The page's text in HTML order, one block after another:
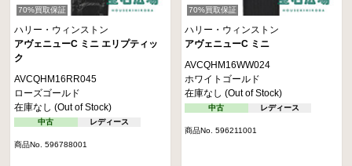
70%買取保証
ハリー・ウィンストン
アヴェニューC ミニ エリプティッ
ク
AVCQHM16RR045
ローズゴールド
在庫なし (Out of Stock)
中古 レディース
商品No. 596788001
70%買取保証
ハリー・ウィンストン
アヴェニューC ミニ
AVCQHM16WW024
ホワイトゴールド
在庫なし (Out of Stock)
中古 レディース
商品No. 596211001